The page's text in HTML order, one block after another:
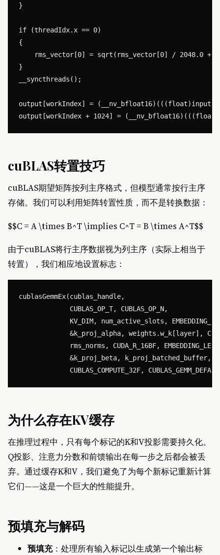
}
if (threadIdx.x == 0)
{
rms_vector[0] = sqrt(rms_vector[0] / 2048.0 +
}
__syncthreads();
output[workIndex] =
cuBLAS转置技巧
cuBLAS期望矩阵按列主序格式，但模型通常按行主序
存储。我们可以利用矩阵转置性质，而不是转换数据：
$$C = A \times B^T \implies C^T = B \times A^T$$
由于cuBLAS将行主序数据视为列主序（实际上相当于
转置），我们相应地设置标志：
cublasGemmEx(cublas_handle,
             CUBLAS_OP_T, CUBLAS_OP_N,
KV_DIM, num_active_slots,
&k_proj_alpha, weights.w_k[layer],
rms_norms, CUDA_R_16BF,
&k_proj_beta, k_proj_batched_buffer,
为什么存在KV缓存
在推理过程中，只有每个标记的K和V投影需要持久化。
Q投影、注意力分数和前馈输出在每一步之后都会被丢
弃。通过缓存K和V，我们避免了为每个新标记重新计算
它们——这是一个巨大的性能提升。
预填充与解码
预填充：处理所有输入标记以生成第一个输出标